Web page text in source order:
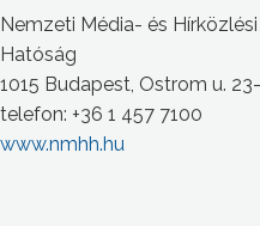
Nemzeti Média- és Hírközlési
Hatóság
1015 Budapest, Ostrom u.
telefon: +36 1 457 7100
www.nmhh.hu